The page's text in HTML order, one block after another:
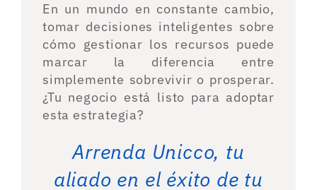
En un mundo en constante cambio,
tomar decisiones inteligentes sobre
cómo gestionar los recursos puede
marcar la diferencia entre
simplemente sobrevivir o prosperar.
¿Tu negocio está listo para adoptar
esta estrategia?
Arrenda Unicco, tu
aliado en el éxito de tu